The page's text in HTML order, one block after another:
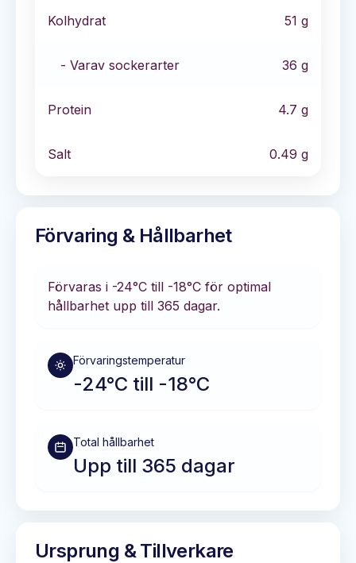
Kolhydrat 51 g
- Varav sockerarter 36 g
Protein 4.7 g
Salt 0.49 g
Förvaring & Hållbarhet
Förvaras i -24°C till -18°C för optimal
hållbarhet upp till 365 dagar.
Förvaringstemperatur
-24°C till -18°C
Total hållbarhet
Upp till 365 dagar
Ursprung & Tillverkare